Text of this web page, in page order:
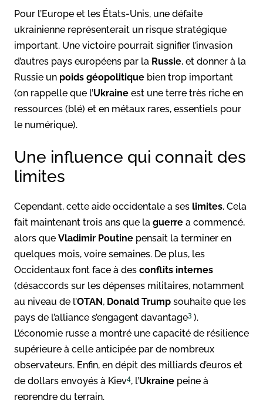
Pour l’Europe et les États-Unis, une défaite
ukrainienne représenterait un risque stratégique
important. Une victoire pourrait signifier l’invasion
d’autres pays européens par la Russie, et donner à la
Russie un poids géopolitique bien trop important
(on rappelle que l’Ukraine est une terre très riche en
ressources (blé) et en métaux rares, essentiels pour
le numérique).
Une influence qui connait des
limites
Cependant, cette aide occidentale a ses limites. Cela
fait maintenant trois ans que la guerre a commencé,
alors que Vladimir Poutine pensait la terminer en
quelques mois, voire semaines. De plus, les
Occidentaux font face à des conflits internes
(désaccords sur les dépenses militaires, notamment
au niveau de l’OTAN, Donald Trump souhaite que les
pays de l’alliance s’engagent davantage3 ).
L’économie russe a montré une capacité de résilience
supérieure à celle anticipée par de nombreux
observateurs. Enfin, en dépit des milliards d’euros et
de dollars envoyés à Kiev4, l’Ukraine peine à
reprendre du terrain.